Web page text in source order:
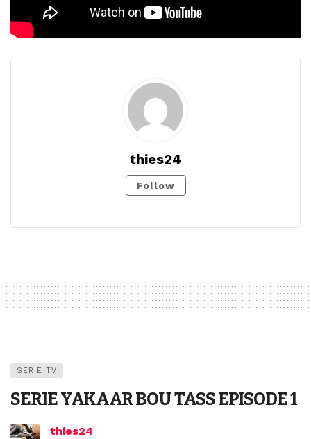
thies24
Follow
SERIE TV
SERIE YAKAAR BOU TASS EPISODE 1
thies24